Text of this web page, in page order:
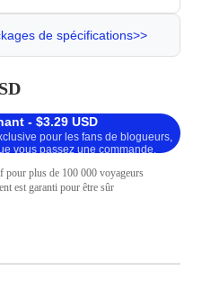
de spécifications>>
- $3.29 USD
pour les fans de blogueurs,
vous passez une commande.
pour plus de 100 000 voyageurs
est garanti pour être sûr